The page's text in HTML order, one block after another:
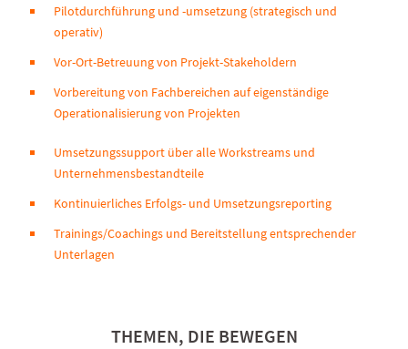
Pilotdurchführung und -umsetzung (strategisch und
operativ)
Vor-Ort-Betreuung von Projekt-Stakeholdern
Vorbereitung von Fachbereichen auf eigenständige
Operationalisierung von Projekten
Umsetzungssupport über alle Workstreams und
Unternehmensbestandteile
Kontinuierliches Erfolgs- und Umsetzungsreporting
Trainings/Coachings und Bereitstellung entsprechender
Unterlagen
THEMEN, DIE BEWEGEN